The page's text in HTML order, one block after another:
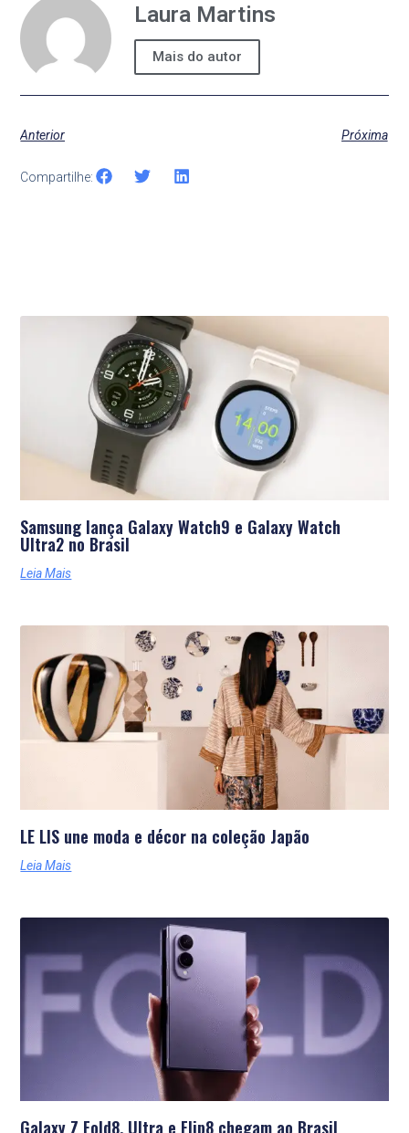
Laura Martins
Mais do autor
Anterior Próxima
Compartilhe:
Últimas Notícias
Samsung lança Galaxy Watch9 e Galaxy Watch
Ultra2 no Brasil
Leia Mais
LE LIS une moda e décor na coleção Japão
Leia Mais
Galaxy Z Fold8, Ultra e Flip8 chegam ao Brasil